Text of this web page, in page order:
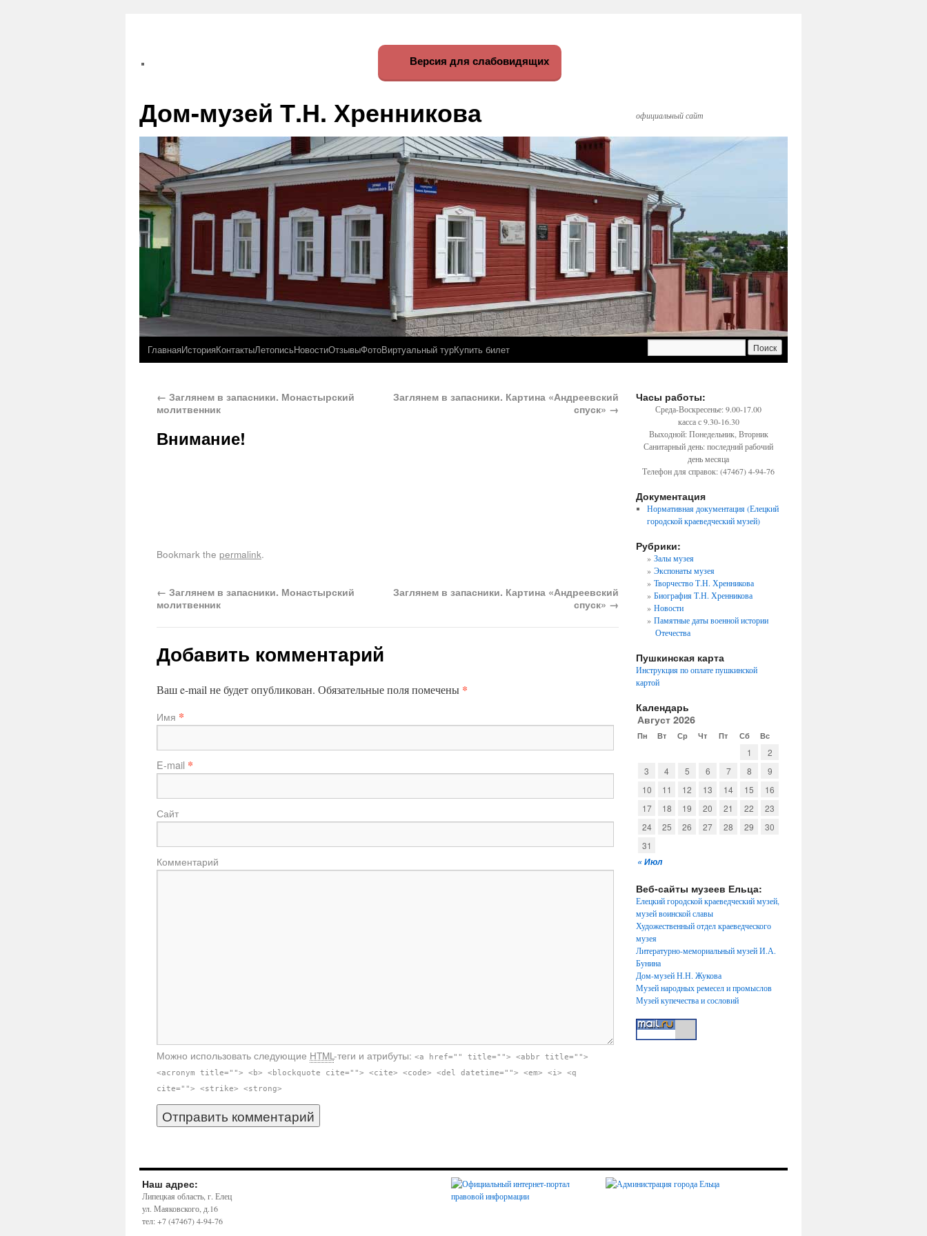
Версия для слабовидящих
Дом-музей Т.Н. Хренникова официальный сайт
ГлавнаяИсторияКонтактыЛетописьНовостиОтзывыФотоВиртуальный турКупить билет
← Заглянем в запасники. Монастырский
молитвенник
Заглянем в запасники. Картина «Андреевский
спуск» →
Внимание!
Bookmark the permalink.
← Заглянем в запасники. Монастырский
молитвенник
Заглянем в запасники. Картина «Андреевский
спуск» →
Добавить комментарий
Ваш e-mail не будет опубликован. Обязательные поля помечены *
Имя *
E-mail *
Сайт
Комментарий
Можно использовать следующие HTML-теги и атрибуты: <a href="" title=""> <abbr title="">
<acronym title=""> <b> <blockquote cite=""> <cite> <code> <del datetime=""> <em> <i> <q
cite=""> <strike> <strong>
Часы работы:
Среда-Воскресенье: 9.00-17.00
касса с 9.30-16.30
Выходной: Понедельник, Вторник
Санитарный день: последний рабочий
день месяца
Телефон для справок: (47467) 4-94-76
Документация
Нормативная документация (Елецкий
городской краеведческий музей)
Рубрики:
Залы музея
Экспонаты музея
Творчество Т.Н. Хренникова
Биография Т.Н. Хренникова
Новости
Памятные даты военной истории
Отечества
Пушкинская карта
Инструкция по оплате пушкинской
картой
Календарь
Август 2026
Пн Вт Ср Чт Пт Сб Вс
« Июл
1
2
3
4 5 6 7 8
9
10
11 12 13 14 15
16
17
18 19 20 21 22
23
24
25 26 27 28 29
30
31
Веб-сайты музеев Ельца:
Елецкий городской краеведческий музей,
музей воинской славы
Художественный отдел краеведческого
музея
Литературно-мемориальный музей И.А.
Бунина
Дом-музей Н.Н. Жукова
Музей народных ремесел и промыслов
Музей купечества и сословий
Наш адрес:
Липецкая область, г. Елец
ул. Маяковского, д.16
тел: +7 (47467) 4-94-76